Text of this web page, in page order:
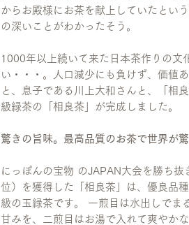
からお殿様にお茶を献上していたとい
の深いことがわかったそう。
1000年以上続いて来た日本茶作りの文
い・・・。人口減少にも負けず、価値
と、息子である川上大和さんと、「相
級緑茶の「相良茶」が完成しました。
驚きの旨味。最高品質のお茶で世界が
にっぽんの宝物 のJAPAN大会を勝ち
位）を獲得した「相良茶」は、優良品
級の玉緑茶です。 一煎目は水出しでま
甘みを、二煎目はお湯で入れて爽やか